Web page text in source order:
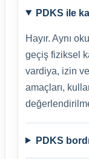
PDKS ile
Hayır. Aynı
geçiş fiziksel
vardiya, izin
amaçları,
PDKS